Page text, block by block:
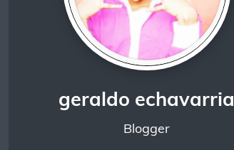
geraldo echavarria
Blogger